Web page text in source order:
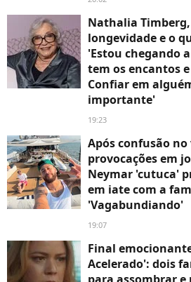
Nathalia
longevidade e o
'Estou chegando
tem os encantos
Confiar em
importante'
19:23
Após confusão
provocações em
Neymar 'cutuca'
em iate com a
'Vagabundiando'
19:07
Final
Acelerado': dois